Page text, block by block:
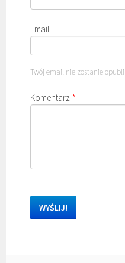
Email
Twój email nie zostanie
Komentarz *